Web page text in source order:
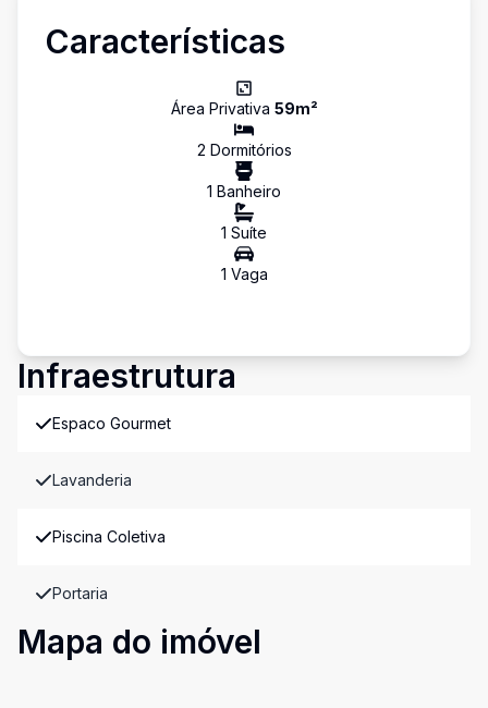
Características
Área Privativa 59m²
2 Dormitórios
1 Banheiro
1 Suíte
1 Vaga
Infraestrutura
Espaco Gourmet
Lavanderia
Piscina Coletiva
Portaria
Mapa do imóvel